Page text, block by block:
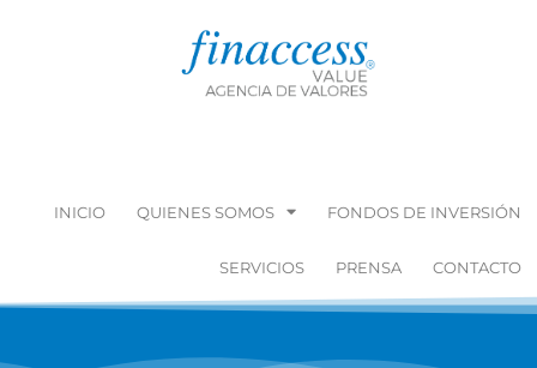
INICIO QUIENES SOMOS FONDOS DE INVERSIÓN
SERVICIOS PRENSA CONTACTO